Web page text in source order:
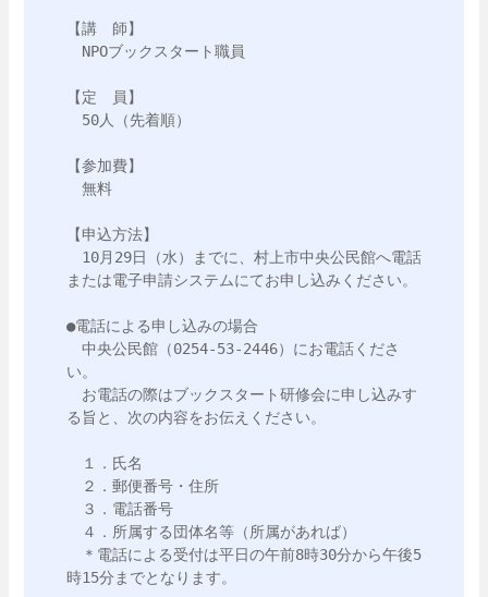
【講　師】
NPOブックスタート職員
【定　員】
50人（先着順）
【参加費】
無料
【申込方法】
10月29日（水）までに、村上市中央公民館へ電話
または電子申請システムにてお申し込みください。
●電話による申し込みの場合
中央公民館（0254-53-2446）にお電話くださ
い。
お電話の際はブックスタート研修会に申し込みす
る旨と、次の内容をお伝えください。
１．氏名
２．郵便番号・住所
３．電話番号
４．所属する団体名等（所属があれば）
＊電話による受付は平日の午前8時30分から午後5
時15分までとなります。